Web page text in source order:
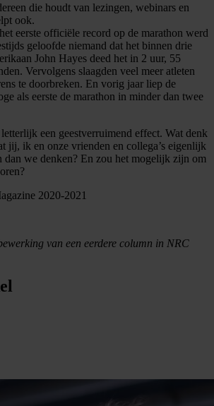
die houdt van lezingen, webinars en
ook.
eerste officiële record op de marathon werd
geloofde niemand dat het binnen drie
John Hayes deed het in 2 uur, 55
Vervolgens slaagden veel meer atleten
te doorbreken. En vorig jaar liep de
als eerste de marathon in minder dan twee
een geestverruimend effect. Wat denk
jij, ik en onze vrienden en collega’s eigenlijk
dan we denken? En zou het mogelijk zijn om
2020-2021
van een eerdere column in NRC